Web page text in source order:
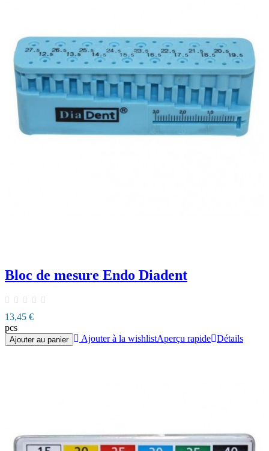
Bloc de mesure Endo Diadent
13,45 €
pcs
Ajouter au panier Ajouter à la wishlistAperçu rapide Détails